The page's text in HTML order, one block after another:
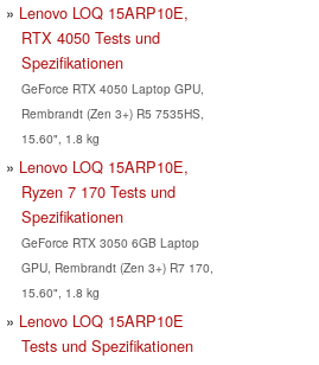
Lenovo LOQ 15ARP10E,
RTX 4050 Tests und
Spezifikationen
GeForce RTX 4050 Laptop GPU,
Rembrandt (Zen 3+) R5 7535HS,
15.60", 1.8 kg
Lenovo LOQ 15ARP10E,
Ryzen 7 170 Tests und
Spezifikationen
GeForce RTX 3050 6GB Laptop
GPU, Rembrandt (Zen 3+) R7 170,
15.60", 1.8 kg
Lenovo LOQ 15ARP10E
Tests und Spezifikationen